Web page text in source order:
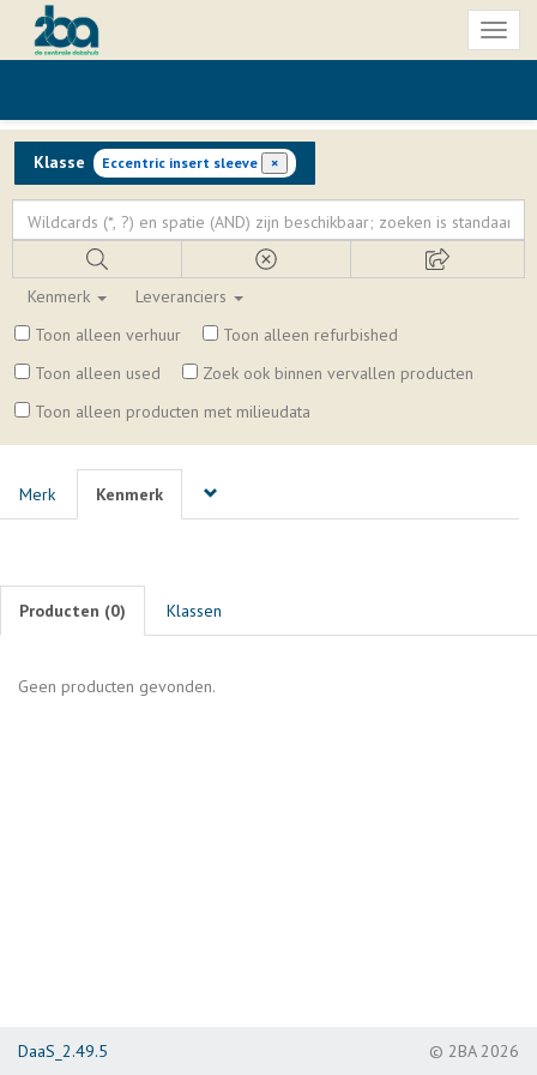
Klasse Eccentric insert sleeve ×
Kenmerk
Leveranciers
Toon alleen verhuur
Toon alleen refurbished
Toon alleen used
Zoek ook binnen vervallen producten
Toon alleen producten met milieudata
Merk Kenmerk
Producten (0) Klassen
Geen producten gevonden.
DaaS_2.49.5 © 2BA 2026